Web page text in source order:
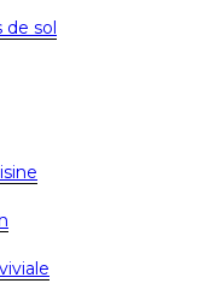
de sol